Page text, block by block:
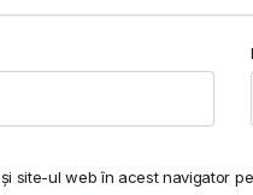
site-ul web în acest navigator